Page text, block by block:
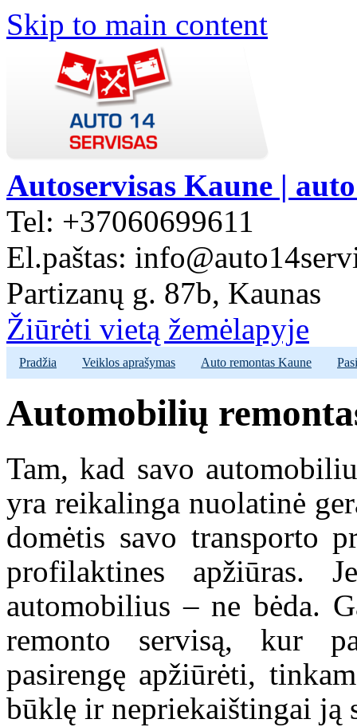
Skip to main content
Autoservisas Kaune |
Tel: +37060699611
El.paštas:
Partizanų g. 87b, Kaunas
Žiūrėti vietą žemėlapyje
Pradžia Veiklos aprašymas Auto remontas Kaune
Automobilių
Tam, kad savo
yra reikalinga nuolatinė
domėtis savo transporto
profilaktines apžiūras.
automobilius – ne bėda.
remonto servisą, kur
pasirengę apžiūrėti,
būklę ir nepriekaištingai ją